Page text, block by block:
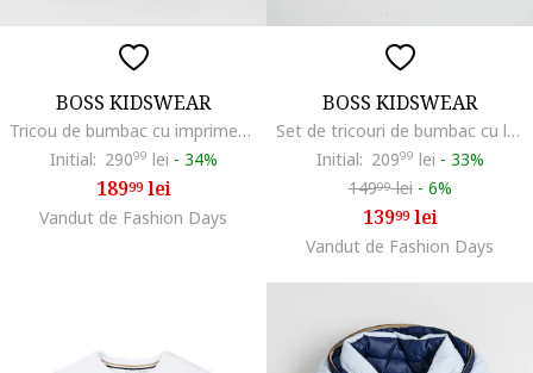
BOSS KIDSWEAR
Tricou de bumbac cu imprimeu pe spate, Alb
Initial: 29099 lei - 34%
18999lei
Vandut de Fashion Days
BOSS KIDSWEAR
Set de tricouri de bumbac cu logo - 2 piese, Alb/Negru
Initial: 20999 lei - 33%
14999lei - 6%
13999lei
Vandut de Fashion Days